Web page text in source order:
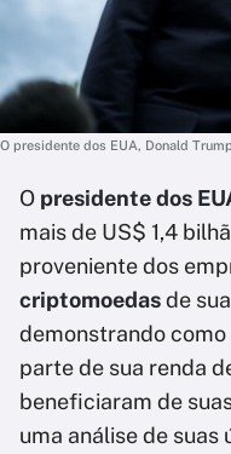
O presidente dos EUA, Donald
O presidente dos
mais de US$ 1,4
proveniente dos
criptomoedasde
demonstrando
parte de sua renda
beneficiaram de
uma análise de